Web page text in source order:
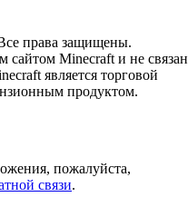
права защищены.
сайтом Minecraft и не связан
является торговой
продуктом.
пожалуйста,
связи.